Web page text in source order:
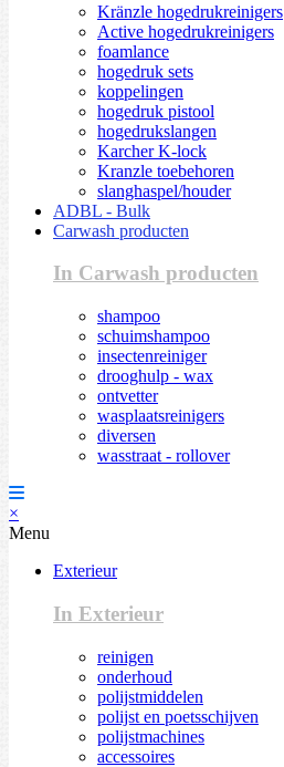
Kränzle hogedrukreinigers
Active hogedrukreinigers
foamlance
hogedruk sets
koppelingen
hogedruk pistool
hogedrukslangen
Karcher K-lock
Kranzle toebehoren
slanghaspel/houder
ADBL - Bulk
Carwash producten
In Carwash producten
shampoo
schuimshampoo
insectenreiniger
drooghulp - wax
ontvetter
wasplaatsreinigers
diversen
wasstraat - rollover
×
Menu
Exterieur
In Exterieur
reinigen
onderhoud
polijstmiddelen
polijst en poetsschijven
polijstmachines
accessoires